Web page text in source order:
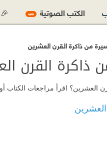
من ذاكرة القرن العشرين
ذاكرة القرن
العشرين؟ اقرأ مراجعات
الكتب الصوتية جديد